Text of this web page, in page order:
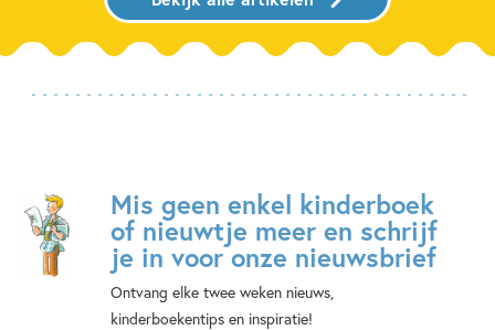
Mis geen enkel kinderboek
of nieuwtje meer en schrijf
je in voor onze nieuwsbrief
Ontvang elke twee weken nieuws,
kinderboekentips en inspiratie!